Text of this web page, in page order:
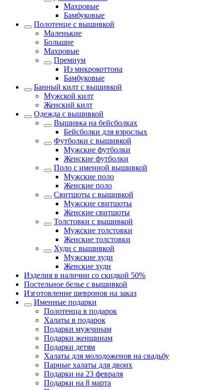
Махровые
Бамбуковые
Полотенце с вышивкой
Маленькие
Большие
Махровые
Премиум
Из микрокоттона
Бамбуковые
Банный килт с вышивкой
Мужской килт
Женский килт
Одежда с вышивкой
Вышивка на бейсболках
Бейсболки для взрослых
Футболки с вышивкой
Мужские футболки
Женские футболки
Поло с именной вышивкой
Мужские поло
Женские поло
Свитшоты с вышивкой
Мужские свитшоты
Женские свитшоты
Толстовки с вышивкой
Мужские толстовки
Женские толстовки
Худи с вышивкой
Мужские худи
Женские худи
Изделия в наличии со скидкой 50%
Постельное белье с вышивкой
Изготовление шевронов на заказ
Именные подарки
Полотенца в подарок
Халаты в подарок
Подарки мужчинам
Подарки женщинам
Подарки детям
Халаты для молодоженов на свадьбу
Парные халаты для двоих
Подарки на 23 февраля
Подарки на 8 марта